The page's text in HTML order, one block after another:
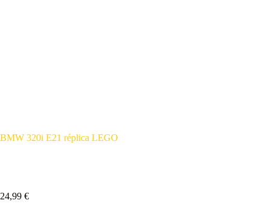
BMW 320i E21 réplica LEGO
24,99 €